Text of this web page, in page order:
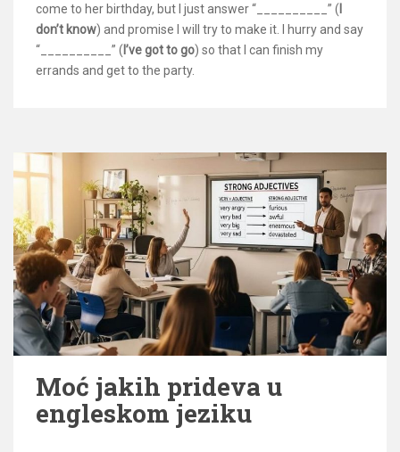
come to her birthday, but I just answer “__________” (I
don’t know) and promise I will try to make it. I hurry and say
“__________” (I’ve got to go) so that I can finish my
errands and get to the party.
Moć jakih prideva u
engleskom jeziku